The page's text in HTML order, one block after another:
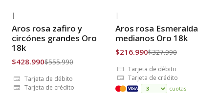
Envío Gratis
|
Aros rosa zafiro y
circónes grandes Oro
18k
$428.990$555.990
Tarjeta de débito
Tarjeta de crédito
Envío Gratis
|
Aros rosa Esmeralda
medianos Oro 18k
$216.990$327.990
Tarjeta de débito
Tarjeta de crédito
VISA
cuotas